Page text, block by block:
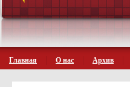
Главная О нас Архив